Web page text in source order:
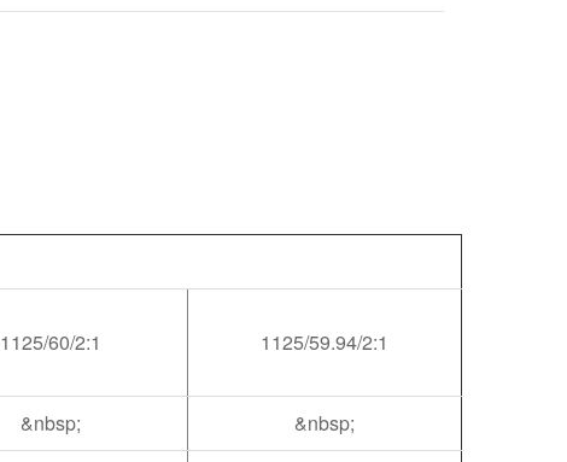
1125/60/2:1 1125/59.94/2:1
&nbsp;
&nbsp;